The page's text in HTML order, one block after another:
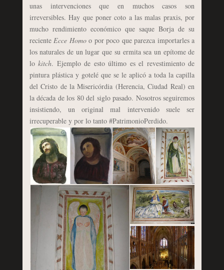
unas intervenciones que en muchos casos son
irreversibles. Hay que poner coto a las malas praxis, por
mucho rendimiento económico que saque Borja de su
reciente Ecce Homoo por poco que parezca importarles a
los naturales de un lugar que su ermita sea un epítome de
lokitch. Ejemplo de esto último es el revestimiento de
pintura plástica y gotelé que se le aplicó a toda la capilla
del Cristo de la Misericórdia (Herencia, Ciudad Real) en
la década de los 80 del siglo pasado. Nosotros seguiremos
insistiendo, un original mal intervenido suele ser
irrecuperable y por lo tanto #PatrimonioPerdido.